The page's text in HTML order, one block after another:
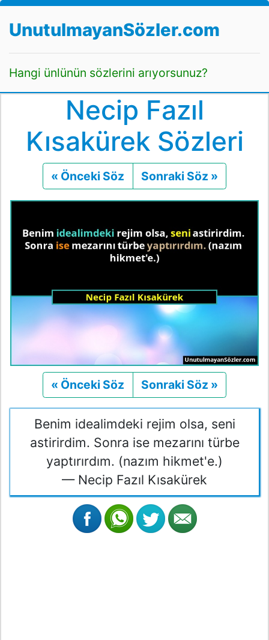
UnutulmayanSözler.com
Hangi ünlünün sözlerini arıyorsunuz?
Necip Fazıl
Kısakürek Sözleri
« Önceki Söz Önceki
Sonraki Söz »
« Önceki Söz Önceki
Sonraki Söz »
Benim idealimdeki rejim olsa, seni
astirirdim. Sonra ise mezarını türbe
yaptırırdım. (nazım hikmet'e.)
— Necip Fazıl Kısakürek